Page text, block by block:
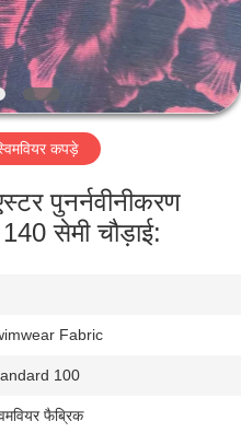
कपड़े
पुनर्नवीनीकरण
सेमी चौड़ाई:
Fabric
100
फैब्रिक